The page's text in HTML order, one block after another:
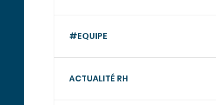
#EQUIPE
ACTUALITÉ RH